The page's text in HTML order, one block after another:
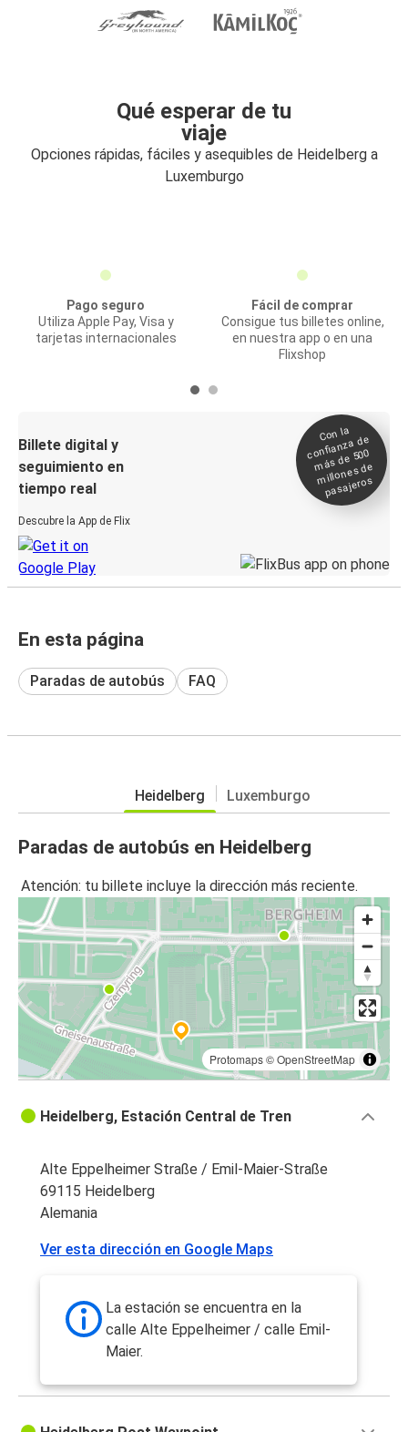
Qué esperar de tu
viaje
Opciones rápidas, fáciles y asequibles de Heidelberg a
Luxemburgo
Pago seguro
Utiliza Apple Pay, Visa y
tarjetas internacionales
Fácil de comprar
Consigue tus billetes online,
en nuestra app o en una
Flixshop
Billete digital y
seguimiento en
tiempo real
Descubre la App de Flix
Con la
confianza de
más de 500
millones de
pasajeros
En esta página
Paradas de autobús FAQ
Heidelberg Luxemburgo
Paradas de autobús en Heidelberg
Atención: tu billete incluye la dirección más reciente.
Protomaps©OpenStreetMap
Heidelberg, Estación Central de Tren
Alte Eppelheimer Straße / Emil-Maier-Straße
69115 Heidelberg
Alemania
Ver esta dirección en Google Maps
La estación se encuentra en la
calle Alte Eppelheimer / calle Emil-
Maier.